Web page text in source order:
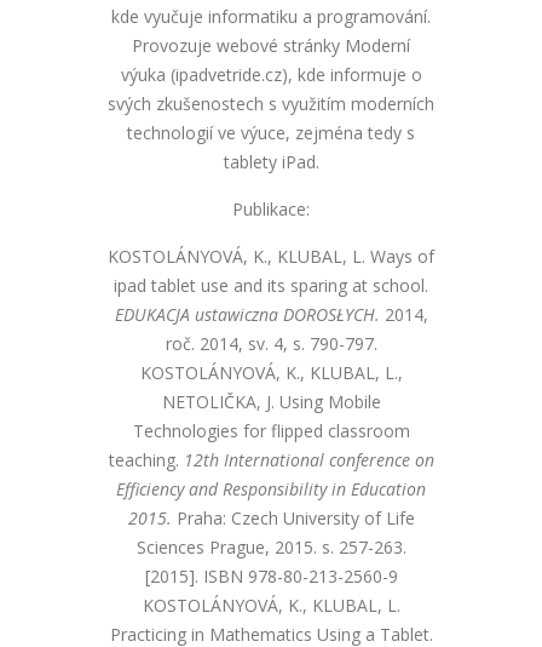
kde vyučuje informatiku a programování.
Provozuje webové stránky Moderní
výuka (ipadvetride.cz), kde informuje o
svých zkušenostech s využitím moderních
technologií ve výuce, zejména tedy s
tablety iPad.
Publikace:
KOSTOLÁNYOVÁ, K., KLUBAL, L. Ways of
ipad tablet use and its sparing at school.
EDUKACJA ustawiczna DOROSŁYCH. 2014,
roč. 2014, sv. 4, s. 790-797.
KOSTOLÁNYOVÁ, K., KLUBAL, L.,
NETOLIČKA, J. Using Mobile
Technologies for flipped classroom
teaching. 12th International conference on
Efficiency and Responsibility in Education
2015. Praha: Czech University of Life
Sciences Prague, 2015. s. 257-263.
[2015]. ISBN 978-80-213-2560-9
KOSTOLÁNYOVÁ, K., KLUBAL, L.
Practicing in Mathematics Using a Tablet.